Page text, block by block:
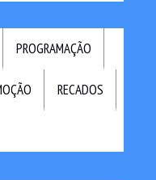
PROGRAMAÇÃO
RECADOS